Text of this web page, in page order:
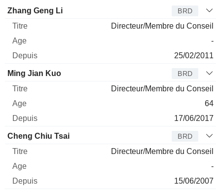
Administrateur
Zhang Geng Li BRD
Directeur/Membre du Conseil
-
25/02/2011
Ming Jian Kuo BRD
Directeur/Membre du Conseil
64
17/06/2017
Cheng Chiu Tsai BRD
Directeur/Membre du Conseil
-
15/06/2007